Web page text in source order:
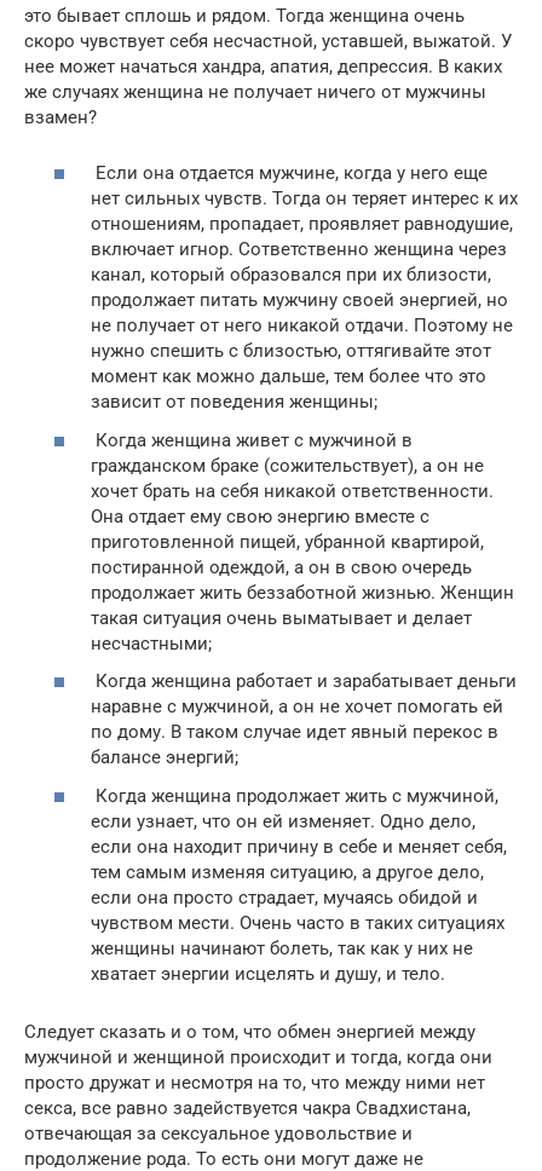
это бывает сплошь и рядом. Тогда женщина очень
скоро чувствует себя несчастной, уставшей, выжатой. У
нее может начаться хандра, апатия, депрессия. В каких
же случаях женщина не получает ничего от мужчины
взамен?
Если она отдается мужчине, когда у него еще
нет сильных чувств. Тогда он теряет интерес к их
отношениям, пропадает, проявляет равнодушие,
включает игнор. Сответственно женщина через
канал, который образовался при их близости,
продолжает питать мужчину своей энергией, но
не получает от него никакой отдачи. Поэтому не
нужно спешить с близостью, оттягивайте этот
момент как можно дальше, тем более что это
зависит от поведения женщины;
Когда женщина живет с мужчиной в
гражданском браке (сожительствует), а он не
хочет брать на себя никакой ответственности.
Она отдает ему свою энергию вместе с
приготовленной пищей, убранной квартирой,
постиранной одеждой, а он в свою очередь
продолжает жить беззаботной жизнью. Женщин
такая ситуация очень выматывает и делает
несчастными;
Когда женщина работает и зарабатывает деньги
наравне с мужчиной, а он не хочет помогать ей
по дому. В таком случае идет явный перекос в
балансе энергий;
Когда женщина продолжает жить с мужчиной,
если узнает, что он ей изменяет. Одно дело,
если она находит причину в себе и меняет себя,
тем самым изменяя ситуацию, а другое дело,
если она просто страдает, мучаясь обидой и
чувством мести. Очень часто в таких ситуациях
женщины начинают болеть, так как у них не
хватает энергии исцелять и душу, и тело.
Следует сказать и о том, что обмен энергией между
мужчиной и женщиной происходит и тогда, когда они
просто дружат и несмотря на то, что между ними нет
секса, все равно задействуется чакра Свадхистана,
отвечающая за сексуальное удовольствие и
продолжение рода. То есть они могут даже не